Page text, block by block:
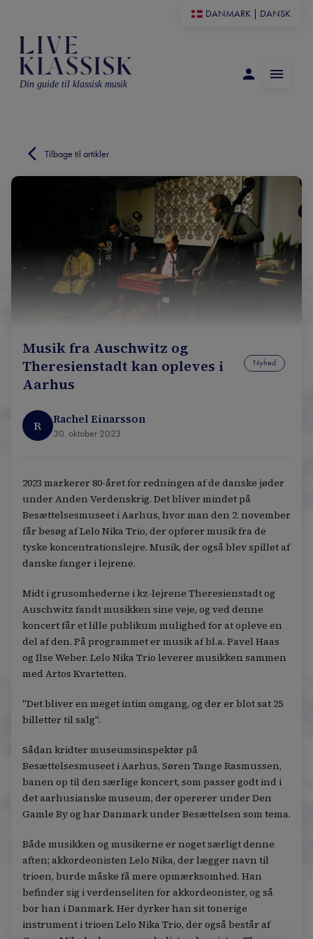
DANMARK DANSK
Din guide til klassisk musik
Tilbage til artikler
Musik fra Auschwitz og
Theresienstadt kan opleves i
Aarhus
Nyhed
R Rachel Einarsson
30. oktober 2023
2023 markerer 80-året for redningen af de danske jøder
under Anden Verdenskrig. Det bliver mindet på
Besættelsesmuseet i Aarhus, hvor man den 2. november
får besøg af Lelo Nika Trio, der opfører musik fra de
tyske koncentrationslejre. Musik, der også blev spillet af
danske fanger i lejrene.
Midt i grusomhederne i kz-lejrene Theresienstadt og
Auschwitz fandt musikken sine veje, og ved denne
koncert får et lille publikum mulighed for at opleve en
del af den. På programmet er musik af bl.a. Pavel Haas
og Ilse Weber. Lelo Nika Trio leverer musikken sammen
med Artos Kvartetten.
"Det bliver en meget intim omgang, og der er blot sat 25
billetter til salg".
Sådan kridter museumsinspektør på
Besættelsesmuseet i Aarhus, Søren Tange Rasmussen,
banen op til den særlige koncert, som passer godt ind i
det aarhusianske museum, der opererer under Den
Gamle By og har Danmark under Besættelsen som tema.
Både musikken og musikerne er noget særligt denne
aften; akkordeonisten Lelo Nika, der lægger navn til
trioen, burde måske få mere opmærksomhed. Han
befinder sig i verdenseliten for akkordeonister, og så
bor han i Danmark. Her dyrker han sit tonerige
instrument i trioen Lelo Nika Trio, der også består af